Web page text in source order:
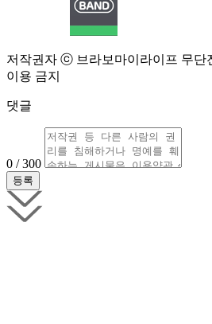
저작권자 ⓒ 브라보마이라이프 무단
이용 금지
댓글
0 / 300